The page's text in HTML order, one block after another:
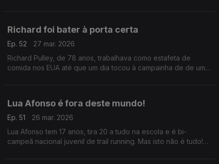
Richard foi bater à porta certa
Ep. 52
27 mar. 2026
Richard Pulley, de 78 anos, trabalhava como estafeta de
comida nos EUA até que um dia tocou à campainha de de uma
Lua Afonso é fora deste mundo!
Ep. 51
26 mar. 2026
Lua Afonso tem 17 anos, tira 20 a tudo na escola e é bi-
campeã nacional juvenil de trail running. Mas isto não é tudo!